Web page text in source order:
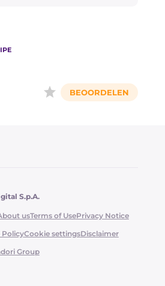
S.p.A.
usTerms of UsePrivacy Notice
PolicyCookie settingsDisclaimer
Group